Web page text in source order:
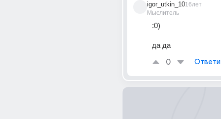
igor_utkin_10
Мыслитель
16лет
:0)
да да
0